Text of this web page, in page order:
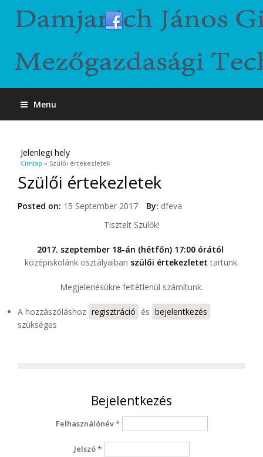
Menu
Jelenlegi hely
Címlap » Szülői értekezletek
Szülői értekezletek
Posted on: 15 September 2017 By: dfeva
Tisztelt Szülők!
2017. szeptember 18-án (hétfőn) 17:00 órától
középiskolánk osztályaiban szülői értekezletet tartunk.
Megjelenésükre feltétlenül számítunk.
A hozzászóláshoz regisztráció és bejelentkezés
szükséges
Bejelentkezés
Felhasználónév*
Jelszó*